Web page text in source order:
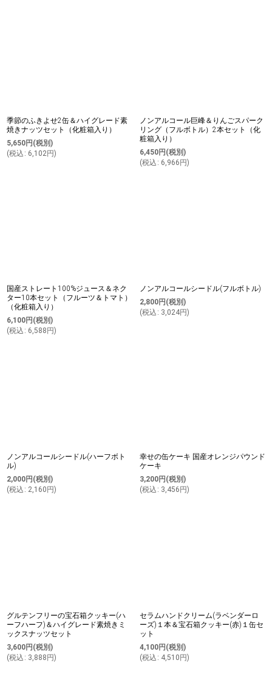
季節のふきよせ2缶＆ハイグレード素
焼きナッツセット（化粧箱入り）
5,650円 (税別)
(税込 : 6,102円)
ノンアルコール巨峰＆りんごスパーク
リング（フルボトル）2本セット（化
粧箱入り）
6,450円 (税別)
(税込 : 6,966 円)
国産ストレート100%ジュース＆ネク
ター10本セット（フルーツ＆トマト）
（化粧箱入り）
6,100円 (税別)
(税込 : 6,588 円)
ノンアルコールシードル(フルボトル)
2,800円 (税別)
(税込 : 3,024円)
ノンアルコールシードル(ハーフボト
ル)
2,000円 (税別)
(税込 : 2,160 円)
幸せの缶ケーキ 国産オレンジパウンド
ケーキ
3,200円 (税別)
(税込 : 3,456 円)
グルテンフリーの宝石箱クッキー(ハ
ーフハーフ)＆ハイグレード素焼きミ
ックスナッツセット
3,600円 (税別)
(税込 : 3,888 円)
セラムハンドクリーム(ラベンダーロ
ーズ)１本＆宝石箱クッキー(赤)１缶セ
ット
4,100円 (税別)
(税込 : 4,510 円)